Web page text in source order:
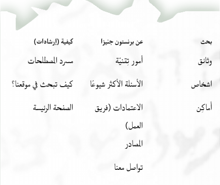
emendations by Alan Elbaum, 2020.
Left column of Image 2, starting six lines down:
بحث
وثائق
اشخاص
أَماكِن
عن برنستون جنيزا
أمور تِقنيّة
الأسئلة الأكثر شيوعًا
الاعتمادات (فريق
العمل)
المصادر
تواصل معنا
كيفية (إرشادات)
مسرد المصطلحات
كيف تبحث في موقعنا؟
الصفحة الرئيسة